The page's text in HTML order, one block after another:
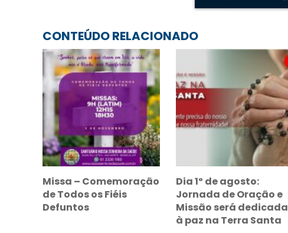
CONTEÚDO RELACIONADO
Missa – Comemoração
de Todos os Fiéis
Defuntos
Dia 1º de agosto:
Jornada de Oração e
Missão será dedicada
à paz na Terra Santa